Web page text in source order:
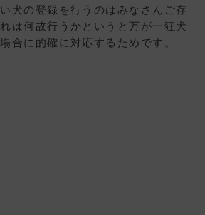
犬の登録を行うのはみなさんご存
は何故行うかというと万が一狂犬
合に的確に対応するためです。